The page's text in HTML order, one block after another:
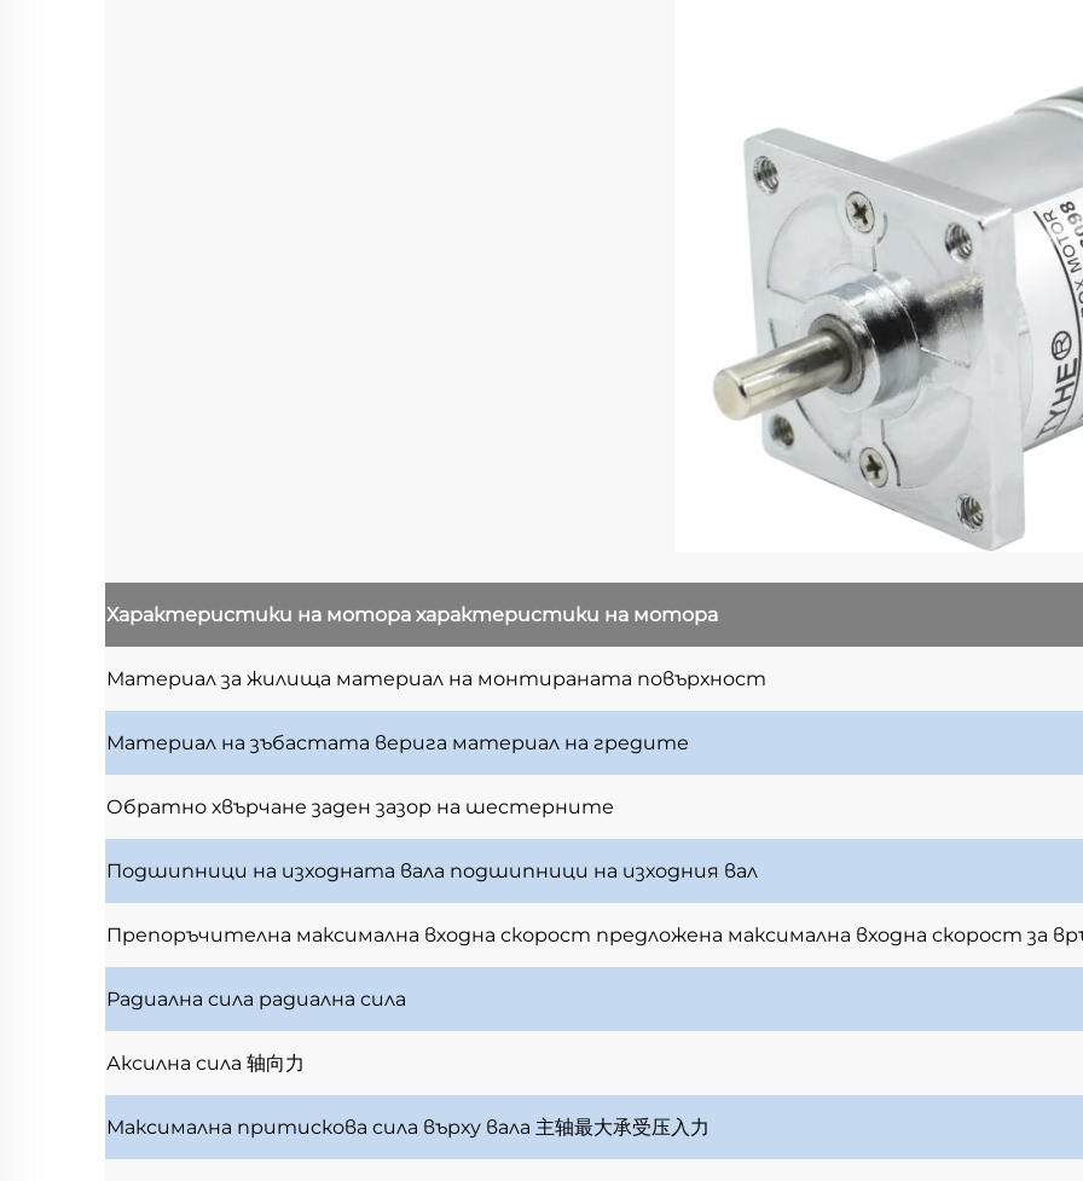
Характеристики на мотора характеристики на мотора
Материал за жилища материал на монтираната повърхност
Материал на зъбастата верига материал на гредите
Обратно хвърчане заден зазор на шестерните
Подшипници на изходната вала подшипници на изходния вал
Препоръчителна максимална входна скорост предложена максимална входна скорост за
Радиална сила радиална сила
Аксилна сила 轴向力
Максимална притискова сила върху вала 主轴最大承受压入力